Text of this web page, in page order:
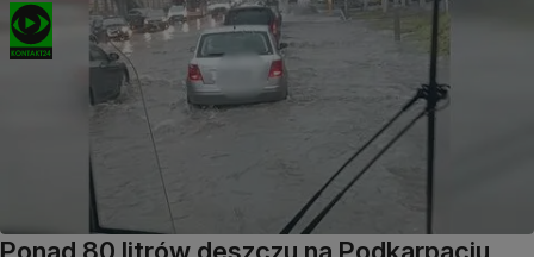
Ponad 80 litrów deszczu na Podkarpaciu.